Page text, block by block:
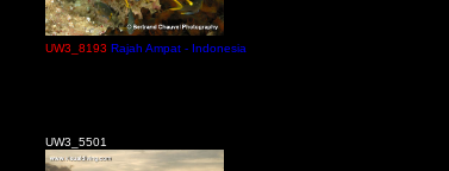
UW3_8193 Rajah Ampat - Indonesia
UW3_5501